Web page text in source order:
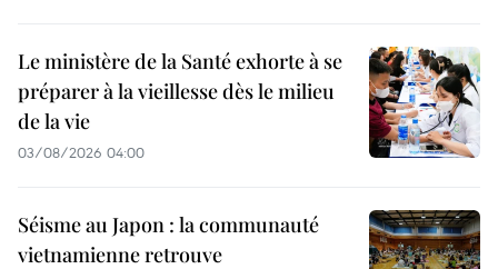
Le ministère de la Santé exhorte à se
préparer à la vieillesse dès le milieu
de la vie
03/08/2026 04:00
Séisme au Japon : la communauté
vietnamienne retrouve